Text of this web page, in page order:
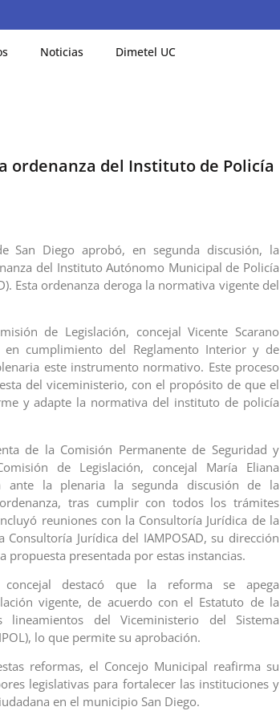
Noticias Dimetel UC
ordenanza del Instituto de Policía
San Diego aprobó, en segunda discusión, la
del Instituto Autónomo Municipal de Policía
Esta ordenanza deroga la normativa vigente del
de Legislación, concejal Vicente Scarano
en cumplimiento del Reglamento Interior y de
este instrumento normativo. Este proceso
del viceministerio, con el propósito de que el
y adapte la normativa del instituto de policía
de la Comisión Permanente de Seguridad y
de Legislación, concejal María Eliana
ante la plenaria la segunda discusión de la
tras cumplir con todos los trámites
reuniones con la Consultoría Jurídica de la
Consultoría Jurídica del IAMPOSAD, su dirección
propuesta presentada por estas instancias.
destacó que la reforma se apega
vigente, de acuerdo con el Estatuto de la
del Viceministerio del Sistema
lo que permite su aprobación.
reformas, el Concejo Municipal reafirma su
legislativas para fortalecer las instituciones y
en el municipio San Diego.